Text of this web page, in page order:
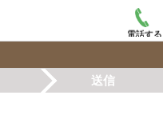
電話する
送信